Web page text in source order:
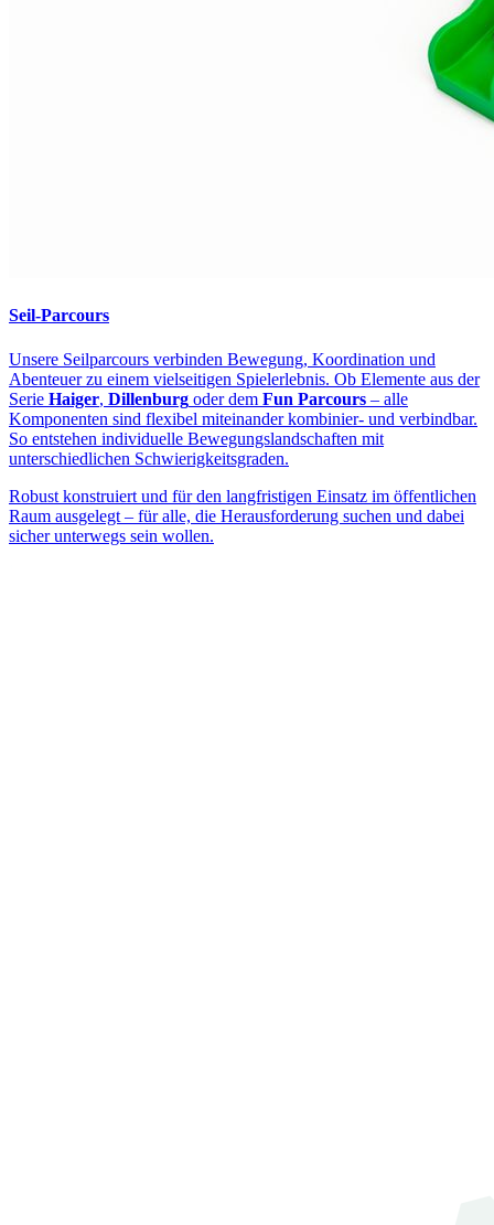
Seil-Parcours
Unsere Seilparcours verbinden Bewegung, Koordination und
Abenteuer zu einem vielseitigen Spielerlebnis. Ob Elemente aus der
Serie Haiger, Dillenburg oder dem Fun Parcours – alle
Komponenten sind flexibel miteinander kombinier- und verbindbar.
So entstehen individuelle Bewegungslandschaften mit
unterschiedlichen Schwierigkeitsgraden.
Robust konstruiert und für den langfristigen Einsatz im öffentlichen
Raum ausgelegt – für alle, die Herausforderung suchen und dabei
sicher unterwegs sein wollen.